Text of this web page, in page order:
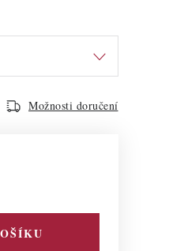
Možnosti doručení